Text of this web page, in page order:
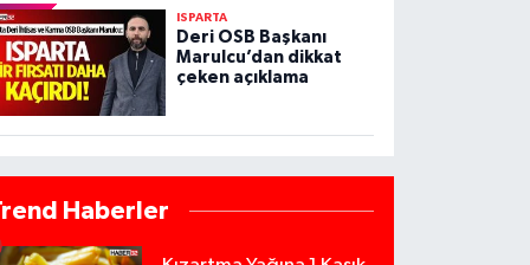
ISPARTA
Deri OSB Başkanı
Marulcu’dan dikkat
çeken açıklama
Haberler